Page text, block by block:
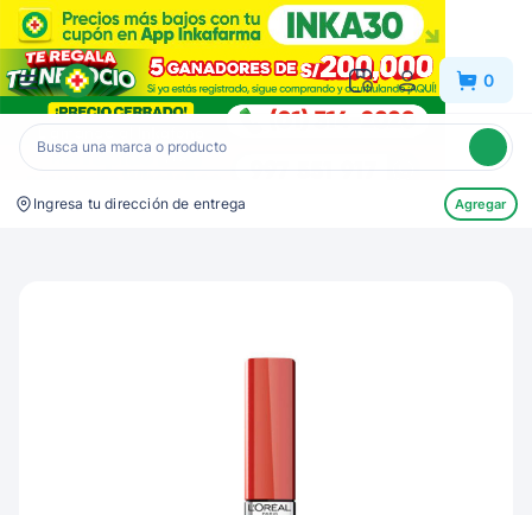
Inkafarma 0
Ingresa tu dirección de entrega Agregar